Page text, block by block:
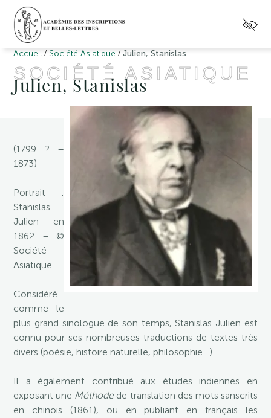
Accueil / Société Asiatique /Julien, Stanislas
SOCIÉTÉ ASIATIQUE
Julien, Stanislas
(1799 ? –
1873)
Portrait :
Stanislas
Julien en
1862 – ©
Société
Asiatique
Considéré
comme le
plus grand sinologue de son temps, Stanislas Julien est
connu pour ses nombreuses traductions de textes très
divers (poésie, histoire naturelle, philosophie…).
Il a également contribué aux études indiennes en
exposant une Méthodede translation des mots sanscrits
en chinois (1861), ou en publiant en français les